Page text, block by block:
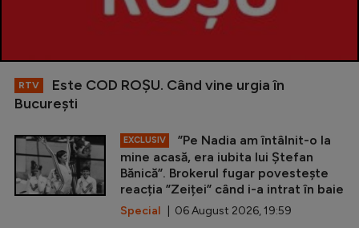
RTV
Este COD ROŞU. Când vine urgia în
Bucureşti
EXCLUSIV
”Pe Nadia am întâlnit-o la
mine acasă, era iubita lui Ștefan
Bănică”. Brokerul fugar povestește
reacția ”Zeiței” când i-a intrat în baie
Special | 06 August 2026, 19:59